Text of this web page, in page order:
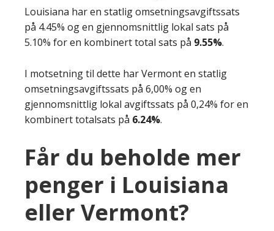
Louisiana har en statlig omsetningsavgiftssats
på 4.45% og en gjennomsnittlig lokal sats på
5.10% for en kombinert total sats på 9.55%.
I motsetning til dette har Vermont en statlig
omsetningsavgiftssats på 6,00% og en
gjennomsnittlig lokal avgiftssats på 0,24% for en
kombinert totalsats på 6.24%.
Får du beholde mer
penger i Louisiana
eller Vermont?